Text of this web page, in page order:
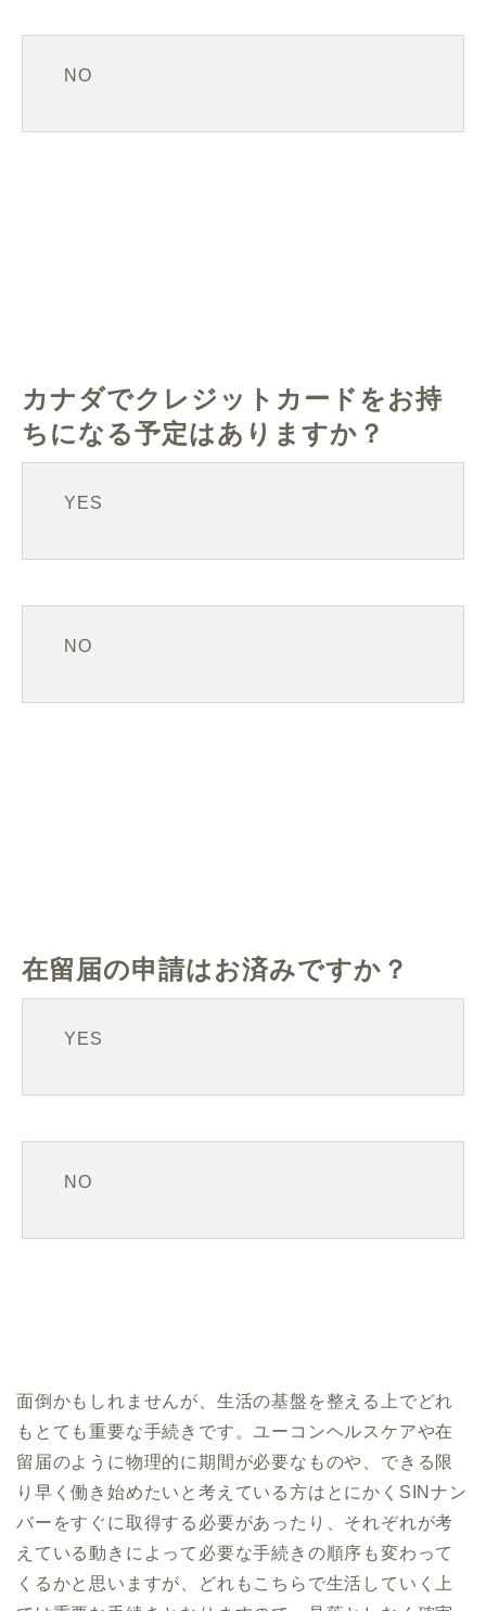
NO
カナダでクレジットカードをお持
ちになる予定はありますか？
YES
NO
在留届の申請はお済みですか？
YES
NO
面倒かもしれませんが、生活の基盤を整える上でどれ
もとても重要な手続きです。ユーコンヘルスケアや在
留届のように物理的に期間が必要なものや、できる限
り早く働き始めたいと考えている方はとにかくSINナン
バーをすぐに取得する必要があったり、それぞれが考
えている動きによって必要な手続きの順序も変わって
くるかと思いますが、どれもこちらで生活していく上